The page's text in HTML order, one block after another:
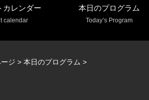
カレンダー
calendar
本日のプログラム
Today’s Program
ージ > 本日のプログラム >